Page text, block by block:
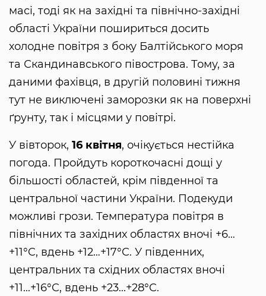
масі, тоді як на західні та північно-західні
області України пошириться досить
холодне повітря з боку Балтійського моря
та Скандинавського півострова. Тому, за
даними фахівця, в другій половині тижня
тут не виключені заморозки як на поверхні
ґрунту, так і місцями у повітрі.
У вівторок, 16 квітня, очікується нестійка
погода. Пройдуть короткочасні дощі у
більшості областей, крім південної та
центральної частини України. Подекуди
можливі грози. Температура повітря в
північних та західних областях вночі +6…
+11°C, вдень +12…+17°C. У південних,
центральних та східних областях вночі
+11...+16°C, вдень +23...+28°C.